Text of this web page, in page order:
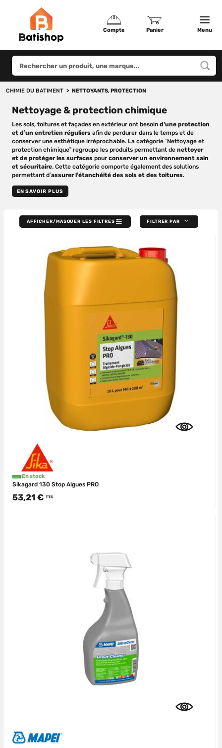
Compte Panier Menu
CHIMIE DU BATIMENT NETTOYANTS, PROTECTION
Nettoyage & protection chimique
Les sols, toitures et façades en extérieur ont besoin d’une protection
et d’un entretien réguliers afin de perdurer dans le temps et de
conserver une esthétique irréprochable. La catégorie “Nettoyage et
protection chimique” regroupe les produits permettant de nettoyer
et de protéger les surfaces pour conserver un environnement sain
et sécuritaire. Cette catégorie comporte également des solutions
permettant d’assurer l’étanchéité des sols et des toitures.
EN SAVOIR PLUS
AFFICHER/MASQUER LES FILTRES FILTRER PAR
En stock
Sikagard 130 Stop Algues PRO
53,21 € TTC